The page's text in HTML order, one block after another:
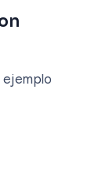
ejemplo